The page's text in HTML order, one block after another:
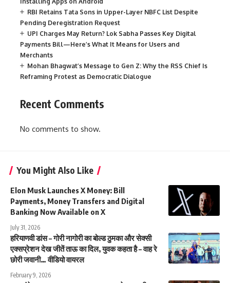
RBI Retains Tata Sons in Upper-Layer NBFC List Despite
Pending Deregistration Request
UPI Charges May Return? Lok Sabha Passes Key Digital
Payments Bill—Here’s What It Means for Users and
Merchants
Mohan Bhagwat’s Message to Gen Z: Why the RSS Chief Is
Reframing Protest as Democratic Dialogue
Recent Comments
No comments to show.
You Might Also Like
Elon Musk Launches X Money: Bill
Payments, Money Transfers and Digital
Banking Now Available on X
July 31, 2026
हरियाणवी डांस – गोरी नागोरी का बोल्ड ठुमका और सेक्सी
एक्सप्रेशन देख जीतें ताऊ का दिल, युवक कहता है – वाह रे
छोरी जवानी… वीडियो वायरल
February 9, 2026